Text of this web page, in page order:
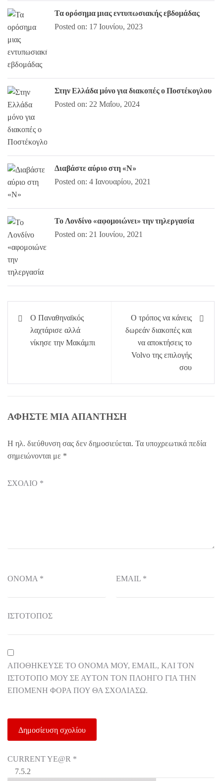
Τα ορόσημα μιας εντυπωσιακής εβδομάδας
Posted on: 17 Ιουνίου, 2023
Στην Ελλάδα μόνο για διακοπές ο Ποστέκογλου
Posted on: 22 Μαΐου, 2024
Διαβάστε αύριο στη «Ν»
Posted on: 4 Ιανουαρίου, 2021
Το Λονδίνο «αφομοιώνει» την τηλεργασία
Posted on: 21 Ιουνίου, 2021
Πλοήγηση
άρθρων
Ο Παναθηναϊκός
λαχτάρισε αλλά
νίκησε την Μακάμπι
Ο τρόπος να κάνεις
δωρεάν διακοπές και
να αποκτήσεις το
Volvo της επιλογής
σου
ΑΦΉΣΤΕ ΜΙΑ ΑΠΆΝΤΗΣΗ
Η ηλ. διεύθυνση σας δεν δημοσιεύεται. Τα υποχρεωτικά πεδία
σημειώνονται με *
ΣΧΌΛΙΟ *
ΌΝΟΜΑ * EMAIL *
ΙΣΤΌΤΟΠΟΣ
ΑΠΟΘΉΚΕΥΣΕ ΤΟ ΌΝΟΜΆ ΜΟΥ, EMAIL, ΚΑΙ ΤΟΝ
ΙΣΤΌΤΟΠΟ ΜΟΥ ΣΕ ΑΥΤΌΝ ΤΟΝ ΠΛΟΗΓΌ ΓΙΑ ΤΗΝ
ΕΠΌΜΕΝΗ ΦΟΡΆ ΠΟΥ ΘΑ ΣΧΟΛΙΆΣΩ.
CURRENT YE@R *